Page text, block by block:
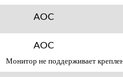
AOC
AOC
Монитор не поддерживает